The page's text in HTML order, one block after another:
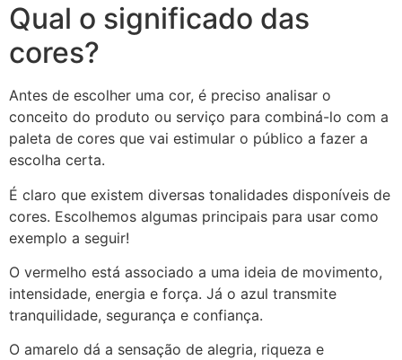
Qual o significado das
cores?
Antes de escolher uma cor, é preciso analisar o
conceito do produto ou serviço para combiná-lo com a
paleta de cores que vai estimular o público a fazer a
escolha certa.
É claro que existem diversas tonalidades disponíveis de
cores. Escolhemos algumas principais para usar como
exemplo a seguir!
O vermelho está associado a uma ideia de movimento,
intensidade, energia e força. Já o azul transmite
tranquilidade, segurança e confiança.
O amarelo dá a sensação de alegria, riqueza e